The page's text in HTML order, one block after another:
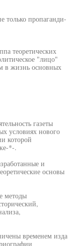
только пропаганди-
теоретических
"лицо"
в жизнь основных
газеты
условиях нового
которой
*-.
и
основы
методы
временем изда